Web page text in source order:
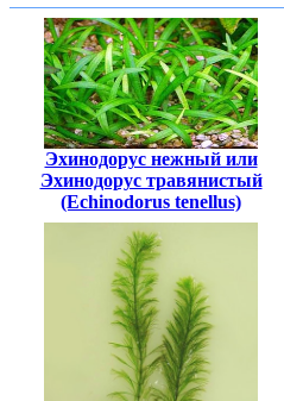
Эхинодорус нежный или
Эхинодорус травянистый
(Echinodorus tenellus)